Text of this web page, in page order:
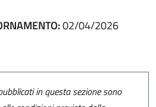
02/04/2026
in questa sezione sono